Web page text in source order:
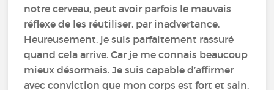
notre cerveau, peut avoir parfois le mauvais
réflexe de les réutiliser, par inadvertance.
Heureusement, je suis parfaitement rassuré
quand cela arrive. Car je me connais beaucoup
mieux désormais. Je suis capable d’affirmer
avec conviction que mon corps est fort et sain.